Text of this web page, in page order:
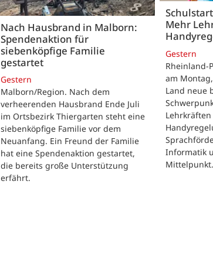
Nach Hausbrand in Malborn:
Spendenaktion für
siebenköpfige Familie
gestartet
Gestern
Malborn/Region. Nach dem
verheerenden Hausbrand Ende Juli
im Ortsbezirk Thiergarten steht eine
siebenköpfige Familie vor dem
Neuanfang. Ein Freund der Familie
hat eine Spendenaktion gestartet,
die bereits große Unterstützung
erfährt.
Mehr
Gestern
Rheinland-
am
Land neue
Informatik